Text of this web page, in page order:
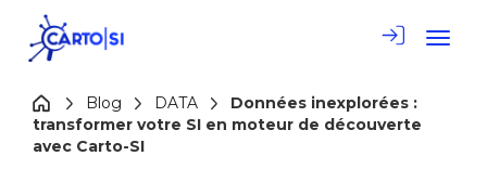
Blog DATA
Données inexplorées :
transformer votre SI en moteur de découverte
avec Carto-SI